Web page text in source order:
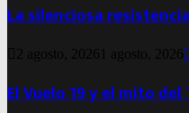
La silenciosa
2 agosto, 2026 1 agosto, 2026
El Vuelo 19 y el mito